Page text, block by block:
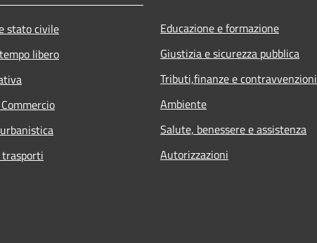
stato civile
libero
Educazione e formazione
Giustizia e sicurezza pubblica
Tributi,finanze e contravvenzioni
Ambiente
Salute, benessere e assistenza
Autorizzazioni